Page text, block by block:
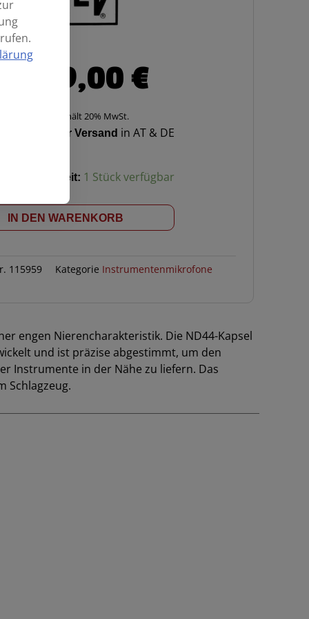
139,00 €
Enthält 20% MwSt.
Kostenloser Versand in AT & DE
Verfügbarkeit: 1 Stück verfügbar
IN DEN WARENKORB
115959 Kategorie Instrumentenmikrofone
engen Nierencharakteristik. Die ND44-Kapsel
und ist präzise abgestimmt, um den
Instrumente in der Nähe zu liefern. Das
Schlagzeug.